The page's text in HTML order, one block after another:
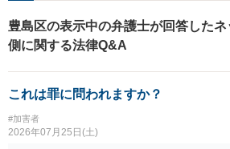
豊島区の表示中の弁護士が回答した
側に関する法律Q&A
これは罪に問われますか？
#加害者
2026年07月25日(土)